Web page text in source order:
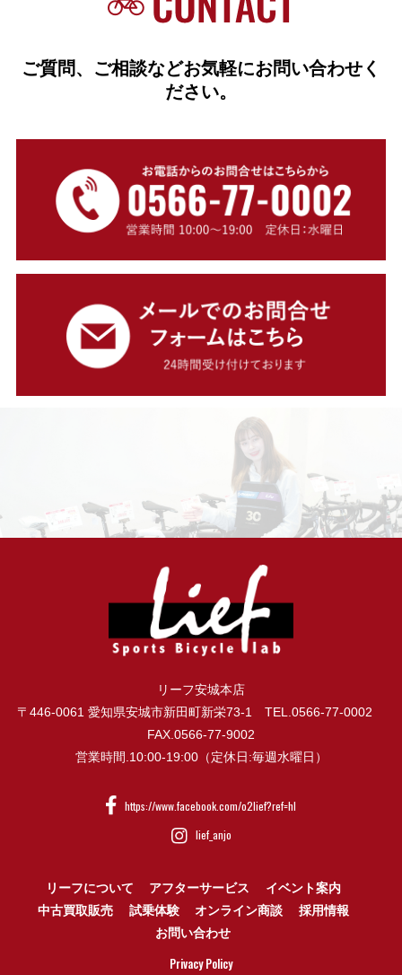
ご質問、ご相談などお気軽にお問い合わせく
ださい。
リーフ安城本店
〒446-0061 愛知県安城市新田町新栄73-1 TEL.0566-77-0002
FAX.0566-77-9002
営業時間.10:00-19:00（定休日:毎週水曜日）
https://www.facebook.com/o2lief?ref=hl
lief_anjo
リーフについて アフターサービス
イベント案内
中古買取販売
試乗体験 オンライン商談
採用情報
お問い合わせ
Privacy Policy